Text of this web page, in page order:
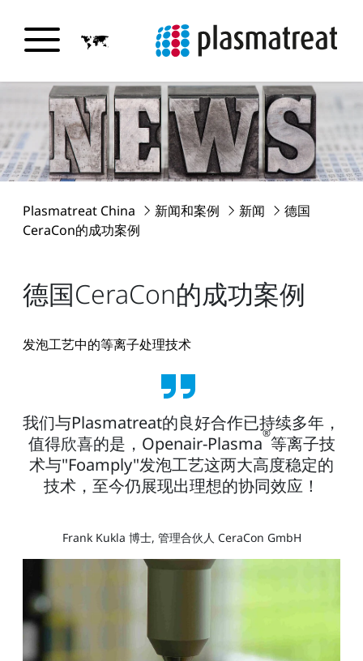
Plasmatreat China 新闻和案例 新闻
德国
CeraCon的成功案例
德国CeraCon的成功案例
发泡工艺中的等离子处理技术
我们与Plasmatreat的良好合作已持续多年，
值得欣喜的是，Openair-Plasma®等离子技
术与"Foamply"发泡工艺这两大高度稳定的
技术，至今仍展现出理想的协同效应！
Frank Kukla 博士, 管理合伙人 CeraCon GmbH